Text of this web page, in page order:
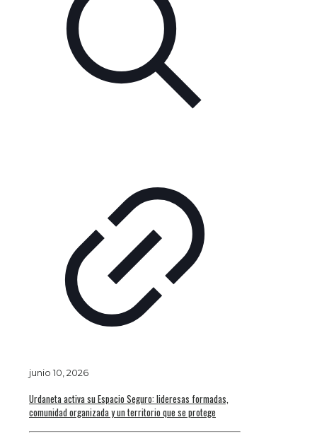
junio 10, 2026
Urdaneta activa su Espacio Seguro: lideresas formadas,
comunidad organizada y un territorio que se protege